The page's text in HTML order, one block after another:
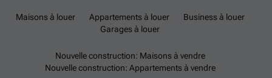
Maisons à louer Appartements à louer
Business à louer
Garages à louer
Nouvelle construction: Maisons à vendre
Nouvelle construction: Appartements à vendre